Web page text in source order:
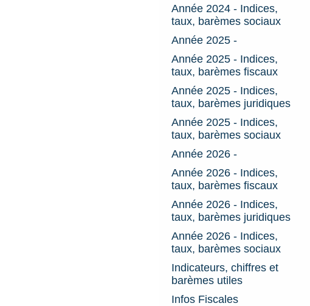
Année 2024 - Indices,
taux, barèmes sociaux
Année 2025 -
Année 2025 - Indices,
taux, barèmes fiscaux
Année 2025 - Indices,
taux, barèmes juridiques
Année 2025 - Indices,
taux, barèmes sociaux
Année 2026 -
Année 2026 - Indices,
taux, barèmes fiscaux
Année 2026 - Indices,
taux, barèmes juridiques
Année 2026 - Indices,
taux, barèmes sociaux
Indicateurs, chiffres et
barèmes utiles
Infos Fiscales